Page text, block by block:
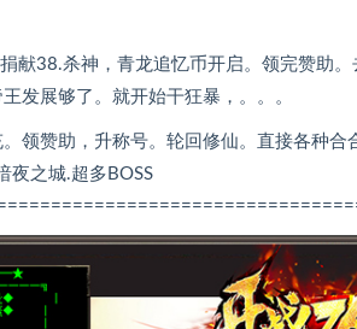
献38.杀神，青龙追忆币开启。领完赞助
发展够了。就开始干狂暴，。。。
领赞助，升称号。轮回修仙。直接各种合
夜之城.超多BOSS